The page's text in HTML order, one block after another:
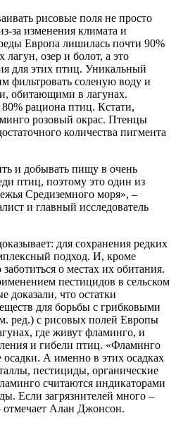
рисовые поля не просто
за изменения климата и
Европа лишилась почти 90%
озер и болот, а это
для этих птиц. Уникальный
фильтровать соленую воду и
обитающими в лагунах.
рациона птиц. Кстати,
розовый окрас. Птенцы
количества пигмента
и добывать пищу в очень
птиц, поэтому это один из
Средиземного моря», –
и главный исследователь
для сохранения редких
подход. И, кроме
о местах их обитания.
пестицидов в сельском
доказали, что остатки
для борьбы с грибковыми
ред.) с рисовых полей Европы
где живут фламинго, и
и гибели птиц. «Фламинго
А именно в этих осадках
пестициды, органические
считаются индикаторами
Если загрязнителей много –
Алан Джонсон.